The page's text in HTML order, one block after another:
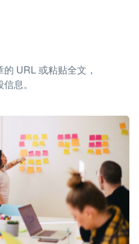
URL 或粘贴全文，
息。